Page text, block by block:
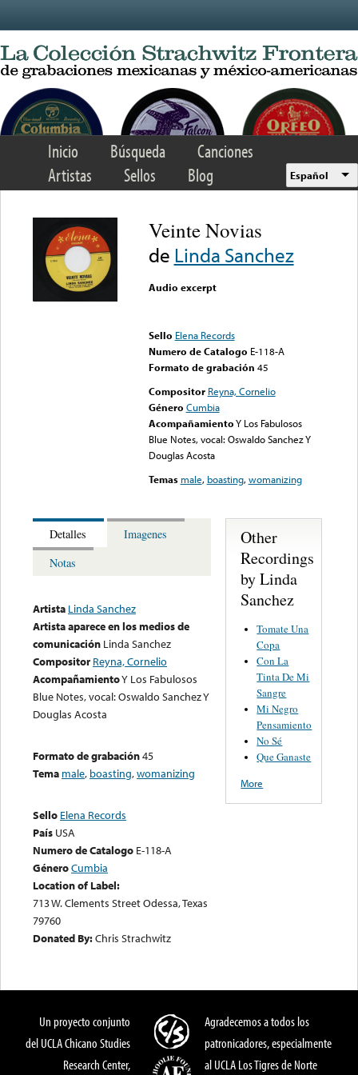
Inicio Búsqueda
Canciones
Artistas
Sellos Blog Español
Veinte Novias
de Linda Sanchez
Audio excerpt
Sello Elena Records
Numero de Catalogo E-118-A
Formato de grabación 45
Compositor Reyna, Cornelio
Género Cumbia
AcompañamientoY Los Fabulosos
Blue Notes, vocal: Oswaldo Sanchez Y
Douglas Acosta
Temas male, boasting,womanizing
Detalles
Imagenes
Notas
Artista Linda Sanchez
Artista aparece en los medios de
comunicación Linda Sanchez
Compositor Reyna, Cornelio
AcompañamientoY Los Fabulosos
Blue Notes, vocal: Oswaldo Sanchez Y
Douglas Acosta
Formato de grabación45
Tema male, boasting,womanizing
Sello Elena Records
País USA
Numero de Catalogo E-118-A
GéneroCumbia
Location of Label:
713 W. Clements Street Odessa, Texas
79760
Donated By:Chris Strachwitz
Other
Recordings
by Linda
Sanchez
Tomate Una
Copa
Con La
Tinta De Mi
Sangre
Mi Negro
Pensamiento
No Sé
Que Ganaste
More
Un proyecto conjunto
del UCLA Chicano Studies
Research Center,
Agradecemos a todos los
patronicadores, especialmente
al UCLA Los Tigres de Norte